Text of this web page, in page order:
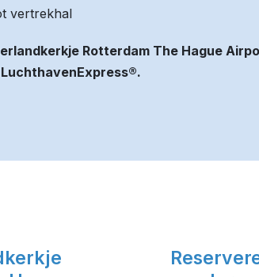
vertrekhal
Rotterdam The Hague